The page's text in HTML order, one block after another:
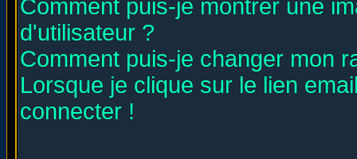
Comment puis-je montrer une
d'utilisateur ?
Comment puis-je changer mon
Lorsque je clique sur le lien
connecter !